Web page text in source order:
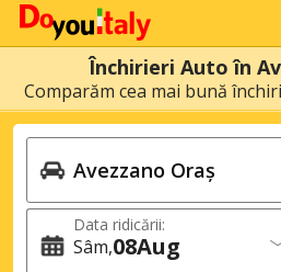
Închirieri Auto în
Comparăm cea mai bună
Data ridicării:
Sâm 08Aug